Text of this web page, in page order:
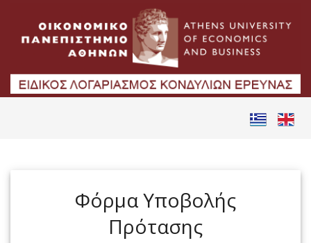
Φόρμα Υποβολής
Πρότασης